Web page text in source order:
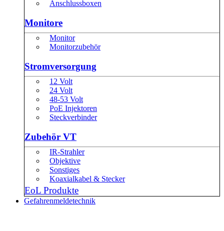
Anschlussboxen
Monitore
Monitor
Monitorzubehör
Stromversorgung
12 Volt
24 Volt
48-53 Volt
PoE Injektoren
Steckverbinder
Zubehör VT
IR-Strahler
Objektive
Sonstiges
Koaxialkabel & Stecker
EoL Produkte
Gefahrenmeldetechnik